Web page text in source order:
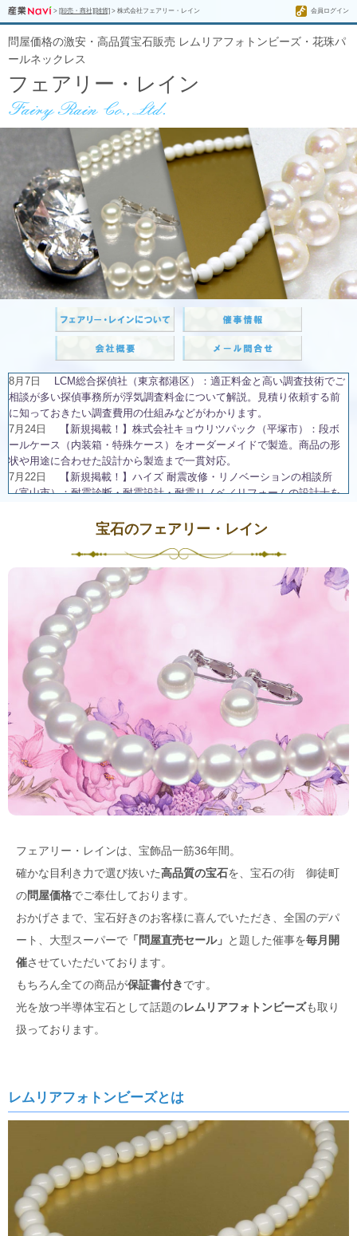
会員ログイン
> [卸売・商社][雑貨] > 株式会社フェアリー・レイン
問屋価格の激安・高品質宝石販売 レムリアフォトンビーズ・花珠パ
ールネックレス
フェアリー・レイン
8月7日
LCM総合探偵社（東京都港区）：適正料金と高い調査技術でご
相談が多い探偵事務所が浮気調査料金について解説。見積り依頼する前
に知っておきたい調査費用の仕組みなどがわかります。
7月24日
【新規掲載！】株式会社キョウリツパック（平塚市）：段ボ
ールケース（内装箱・特殊ケース）をオーダーメイドで製造。商品の形
状や用途に合わせた設計から製造まで一貫対応。
7月22日
【新規掲載！】ハイズ 耐震改修・リノベーションの相談所
（富山市）：耐震診断・耐震設計・耐震リノベ／リフォームの設計士を
Asterisk対応のソフトフォン&チャット統合型の法人向けIP電話アプリ
6月26日
【リニューアル！】TEAM株式会社（名古屋市）：電気業界へ
の就職・転職に特化した電工ナビ【関東版】なら、電気工事士として働
きたいという求職者に的確に出会うことができます。
6月23日【新規掲載！】株式会社カーテン・じゅうたん王国（東京都
中央区）：オーダーカーテンの失敗しない選び方をカーテンマイスター
が既製品との違いから解説。
6月11日【新規掲載！】株式会社ニコ・ワークス（東京都港区）：子
育てママ・パパ、妊婦さんターゲットの広告なら鮮度の高い会員情報を
保有する子育てメディアbabycoへ出稿しませんか？
6月10日【新規掲載！】MIRASENT（ミラセント）は、止まると困る
重要設備を1台・1か月～予兆診断。故障データが少ない現場でもOK。中
堅・中小製造業の予知保全をサポートします。
5月29日【新規掲載！】ギグワークスクロスアイティ株式会社（東京
都港区）：PC操作画面をすべて動画でフル録画するクラウド型ツール
「ごきげんモニター」。月額3,000円/台〜
5月29日
【新規掲載！】株式会社EffortlessConsulting（東京都港
めたいジム会員に提案できるぺプチド商品もご提案します。
5月13日
【新規掲載！】株式会社アクスト東日本（横浜市）：業務用
呼び出しベルとしてベルスターは高い耐久性と長距離通信、手厚いサポ
ートで多くの飲食店や工場で採用されています。
高津区（溝の口・二子新地）を中心に、ご自宅で学べる出張型のピア
ノ・チェロ教室。お子様から大人まで、一人ひとりに寄り添った丁寧な
レッスンを行ってい
3月31日
【新規掲載！】株式会社天龍産業（茅ヶ崎市）：湘南エリア
を中心に、建物解体工事、産業廃棄物収集運搬、アスベスト対応、土地
売買まで一貫対応。周辺環境に配慮した安全な施工で、解体後の土地活
3月27日 【新規掲載！】iTeen 湘南ベース校（藤沢市）：初心者でも安
ク等のユニットバスを最大70％OFF。マンション・戸建てのお風呂のリ
フォームは安心してご相談ください。
家族葬のそうえん町田鶴川ホール（東京都町田市）：儀式とし
ての葬儀に捉われず故人様、ご遺族様の想いに寄り添った家族葬（31万
円～）をご提案します。一日葬・直葬にも対応。365日24時間TEL対応。
2月27日【新規掲載！】Lucefata[ルーチェファータ]（横浜市）：シン
グルマザー・ひとり親向けの結婚相談所。丁寧な婚活サポートで出会い
から成婚まで支援します。無料相談受付中！
2月27日
【新規掲載！】有限会社シンセツ（秦野市）：上下水道設備
宝石のフェアリー・レイン
フェアリー・レインは、宝飾品一筋36年間。
確かな目利き力で選び抜いた高品質の宝石を、宝石の街 御徒町
の問屋価格でご奉仕しております。
おかげさまで、宝石好きのお客様に喜んでいただき、全国のデパ
ート、大型スーパーで 「問屋直売セール」 と題した催事を毎月開
催させていただいております。
もちろん全ての商品が保証書付きです。
光を放つ半導体宝石として話題のレムリアフォトンビーズも取り
扱っております。
レムリアフォトンビーズとは